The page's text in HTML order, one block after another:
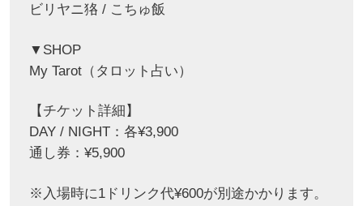
ビリヤニ狢 / こちゅ飯
▼SHOP
My Tarot（タロット占い）
【チケット詳細】
DAY / NIGHT：各¥3,900
通し券：¥5,900
※入場時に1ドリンク代¥600が別途かかります。